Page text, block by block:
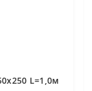
L=1,0м